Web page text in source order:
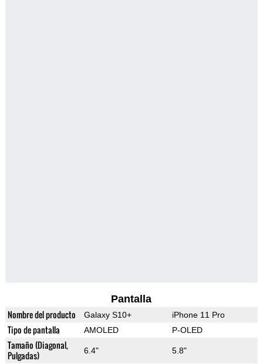
Pantalla
Nombre del producto Galaxy S10+ iPhone 11 Pro
Tipo de pantalla AMOLED P-OLED
Tamaño (Diagonal,
Pulgadas)
6.4" 5.8"